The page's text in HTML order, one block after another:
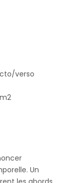
verso
Un